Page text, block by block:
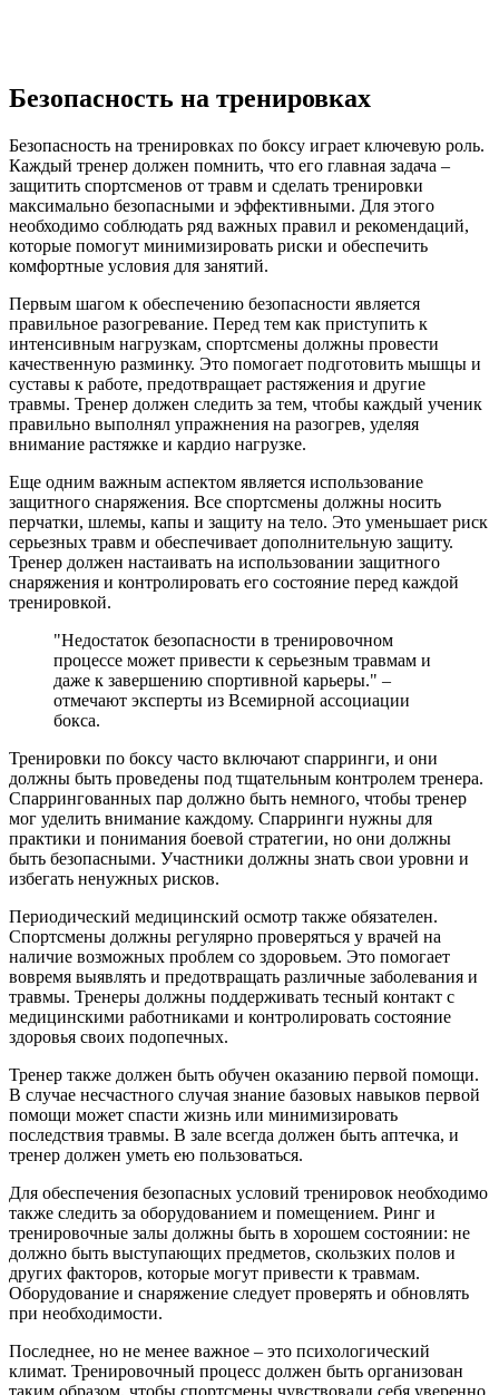
Безопасность на тренировках
Безопасность на тренировках по боксу играет ключевую роль.
Каждый тренер должен помнить, что его главная задача –
защитить спортсменов от травм и сделать тренировки
максимально безопасными и эффективными. Для этого
необходимо соблюдать ряд важных правил и рекомендаций,
которые помогут минимизировать риски и обеспечить
комфортные условия для занятий.
Первым шагом к обеспечению безопасности является
правильное разогревание. Перед тем как приступить к
интенсивным нагрузкам, спортсмены должны провести
качественную разминку. Это помогает подготовить мышцы и
суставы к работе, предотвращает растяжения и другие
травмы. Тренер должен следить за тем, чтобы каждый ученик
правильно выполнял упражнения на разогрев, уделяя
внимание растяжке и кардио нагрузке.
Еще одним важным аспектом является использование
защитного снаряжения. Все спортсмены должны носить
перчатки, шлемы, капы и защиту на тело. Это уменьшает риск
серьезных травм и обеспечивает дополнительную защиту.
Тренер должен настаивать на использовании защитного
снаряжения и контролировать его состояние перед каждой
тренировкой.
"Недостаток безопасности в тренировочном
процессе может привести к серьезным травмам и
даже к завершению спортивной карьеры." –
отмечают эксперты из Всемирной ассоциации
бокса.
Тренировки по боксу часто включают спарринги, и они
должны быть проведены под тщательным контролем тренера.
Спаррингованных пар должно быть немного, чтобы тренер
мог уделить внимание каждому. Спарринги нужны для
практики и понимания боевой стратегии, но они должны
быть безопасными. Участники должны знать свои уровни и
избегать ненужных рисков.
Периодический медицинский осмотр также обязателен.
Спортсмены должны регулярно проверяться у врачей на
наличие возможных проблем со здоровьем. Это помогает
вовремя выявлять и предотвращать различные заболевания и
травмы. Тренеры должны поддерживать тесный контакт с
медицинскими работниками и контролировать состояние
здоровья своих подопечных.
Тренер также должен быть обучен оказанию первой помощи.
В случае несчастного случая знание базовых навыков первой
помощи может спасти жизнь или минимизировать
последствия травмы. В зале всегда должен быть аптечка, и
тренер должен уметь ею пользоваться.
Для обеспечения безопасных условий тренировок необходимо
также следить за оборудованием и помещением. Ринг и
тренировочные залы должны быть в хорошем состоянии: не
должно быть выступающих предметов, скользких полов и
других факторов, которые могут привести к травмам.
Оборудование и снаряжение следует проверять и обновлять
при необходимости.
Последнее, но не менее важное – это психологический
климат. Тренировочный процесс должен быть организован
таким образом, чтобы спортсмены чувствовали себя уверенно